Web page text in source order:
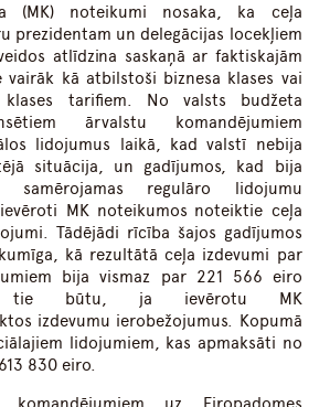
(MK) noteikumi nosaka, ka ceļa
prezidentam un delegācijas locekļiem
atlīdzina saskaņā ar faktiskajām
vairāk kā atbilstoši biznesa klases vai
tarifiem. No valsts budžeta
ārvalstu komandējumiem
lidojumus laikā, kad valstī nebija
situācija, un gadījumos, kad bija
samērojamas regulāro lidojumu
MK noteikumos noteiktie ceļa
Tādējādi rīcība šajos gadījumos
kā rezultātā ceļa izdevumi par
bija vismaz par 221 566 eiro
tie būtu, ja ievērotu MK
izdevumu ierobežojumus. Kopumā
lidojumiem, kas apmaksāti no
830 eiro.